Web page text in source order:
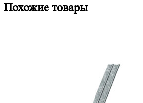
Похожие товары